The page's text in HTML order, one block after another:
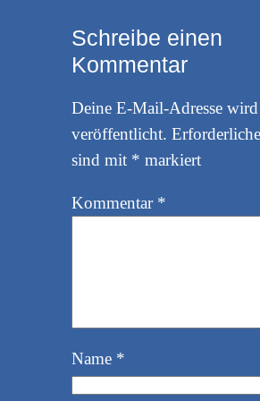
Schreibe einen
Kommentar
Deine E-Mail-Adresse
veröffentlicht.
sind mit * markiert
Kommentar *
Name *